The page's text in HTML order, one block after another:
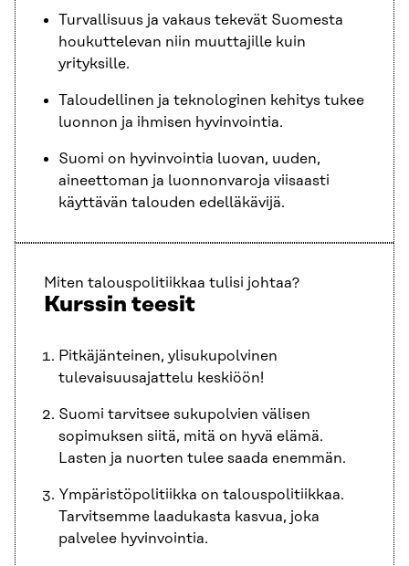
Turvallisuus ja vakaus tekevät Suomesta
houkuttelevan niin muuttajille kuin
yrityksille.
Taloudellinen ja teknologinen kehitys tukee
luonnon ja ihmisen hyvinvointia.
Suomi on hyvinvointia luovan, uuden,
aineettoman ja luonnonvaroja viisaasti
käyttävän talouden edelläkävijä.
Miten talouspolitiikkaa tulisi johtaa?
Kurssin teesit
Pitkäjänteinen, ylisukupolvinen
tulevaisuusajattelu keskiöön!
Suomi tarvitsee sukupolvien välisen
sopimuksen siitä, mitä on hyvä elämä.
Lasten ja nuorten tulee saada enemmän.
Ympäristöpolitiikka on talouspolitiikkaa.
Tarvitsemme laadukasta kasvua, joka
palvelee hyvinvointia.